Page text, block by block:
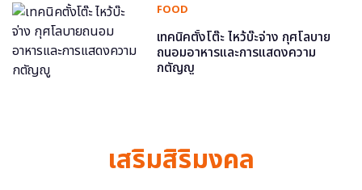
FOOD
เทคนิคตั้งโต๊ะ ไหว้บ๊ะจ่าง กุศโลบาย
ถนอมอาหารและการแสดงความ
กตัญญู
เสริมสิริมงคล